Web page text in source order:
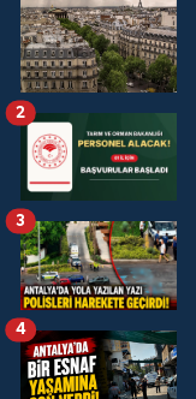
2
3
4